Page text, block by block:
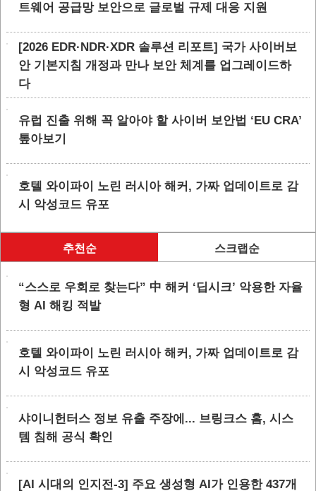
트웨어 공급망 보안으로 글로벌 규제 대응 지원
[2026 EDR·NDR·XDR 솔루션 리포트] 국가 사이버보
안 기본지침 개정과 만나 보안 체계를 업그레이드하
다
유럽 진출 위해 꼭 알아야 할 사이버 보안법 ‘EU CRA’
톺아보기
호텔 와이파이 노린 러시아 해커, 가짜 업데이트로 감
시 악성코드 유포
추천순 스크랩순
“스스로 우회로 찾는다” 中 해커 ‘딥시크’ 악용한 자율
형 AI 해킹 적발
호텔 와이파이 노린 러시아 해커, 가짜 업데이트로 감
시 악성코드 유포
샤이니헌터스 정보 유출 주장에... 브링크스 홈, 시스
템 침해 공식 확인
[AI 시대의 인지전-3] 주요 생성형 AI가 인용한 437개